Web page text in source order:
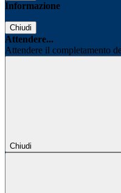
Informazione
Chiudi
Attendere...
Attendere il completamento
Chiudi